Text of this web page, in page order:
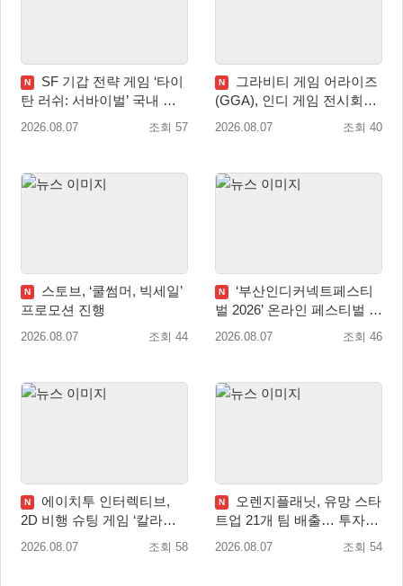
N
SF 기갑 전략 게임 ‘타이
탄 러쉬: 서바이벌’ 국내 정
식 출시
2026.08.07 조회 57
N
그라비티 게임 어라이즈
(GGA), 인디 게임 전시회
‘도쿄 게임 던전 13’ 참가!
2026.08.07 조회 40
N
스토브, ‘쿨썸머, 빅세일’
프로모션 진행
2026.08.07 조회 44
N
‘부산인디커넥트페스티
벌 2026’ 온라인 페스티벌 개
막
2026.08.07 조회 46
N
에이치투 인터렉티브,
2D 비행 슈팅 게임 ‘칼라드
리우스2/다크 엘레멘트’ 올
2026.08.07 조회 58
N
오렌지플래닛, 유망 스타
트업 21개 팀 배출… 투자유
치∙매출성장 성과 눈길
2026.08.07 조회 54